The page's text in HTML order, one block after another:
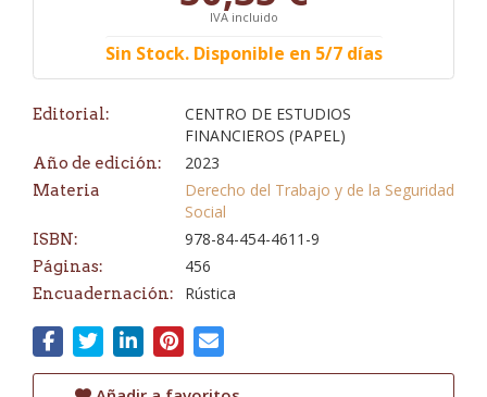
IVA incluido
Sin Stock. Disponible en 5/7 días
Editorial:
CENTRO DE ESTUDIOS
FINANCIEROS (PAPEL)
Año de edición: 2023
Materia
Derecho del Trabajo y de la Seguridad
Social
ISBN: 978-84-454-4611-9
Páginas: 456
Encuadernación: Rústica